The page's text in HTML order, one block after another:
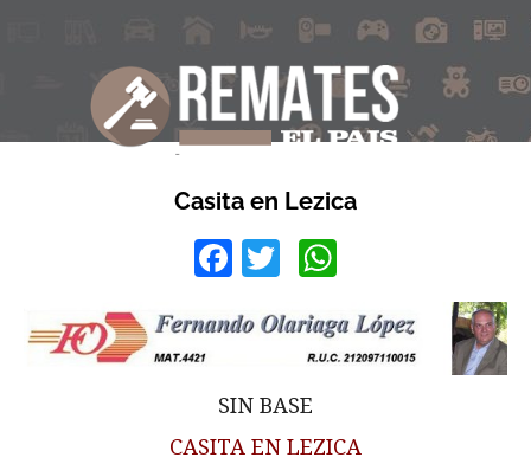
Casita en Lezica
Facebook
Twitter
SIN BASE
CASITA EN LEZICA